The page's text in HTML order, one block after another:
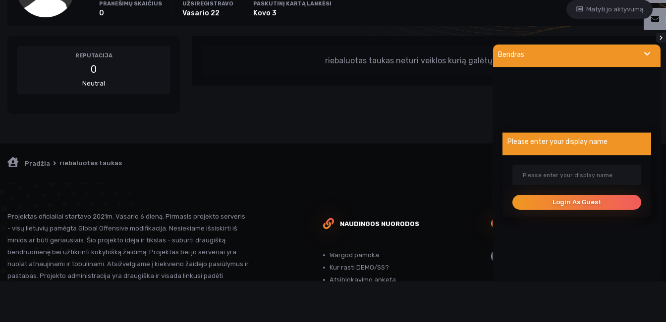
Matyti jo aktyvumą
PRANEŠIMŲ SKAIČIUS
0
UŽSIREGISTRAVO
Vasario 22
PASKUTINĮ KARTĄ LANKĖSI
Kovo 3
REPUTACIJA
0
Neutral
riebaluotas taukas neturi veiklos kurią galėtų parodyti
Bendras
Please enter your display name
Login As Guest
Pradžia riebaluotas taukas
Projektas oficialiai startavo 2021m. Vasario 6 dieną. Pirmasis projekto serveris
- visų lietuvių pamėgta Global Offensive modifikacija. Nesiekiame išsiskirti iš
minios ar būti geriausiais. Šio projekto idėja ir tikslas - suburti draugišką
bendruomenę bei užtikrinti kokybišką žaidimą. Projektas bei jo serveriai yra
nuolat atnaujinami ir tobulinami. Atsižvelgiame į kiekvieno žaidėjo pasiūlymus ir
pastabas. Projekto administracija yra draugiška ir visada linkusi padėti
NAUDINGOS NUORODOS
Wargod pamoka
Kur rasti DEMO/SS?
Atsiblokavimo anketa